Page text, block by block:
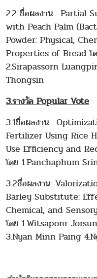
2.2 ชื่อผลงาน : Partial
with Peach Palm
Powder: Physical,
Properties of Bread โ
2.Sirapassorn
Thongsin
3.รางวัล Popular Vote
3.1ชื่อผลงาน :
Fertilizer Using Rice
Use Efficiency and
โดย 1.Panchaphum
3.2ชื่อผลงาน:
Barley Substitute:
Chemical, and
โดย 1.Witsaponr
3.Nyan Minn Paing